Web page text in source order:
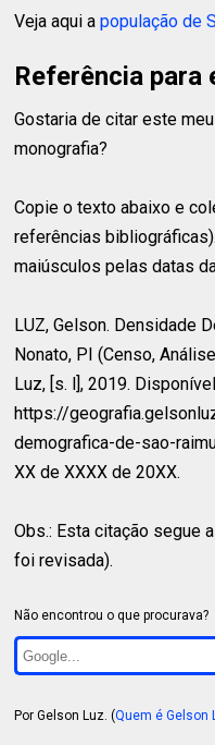
Veja aqui apopulação de
Referência para
Gostaria de citar este
monografia?
Copie o texto abaixo e
referências
maiúsculos pelas datas
LUZ, Gelson. Densidade
Nonato, PI (Censo,
Luz, [s. l], 2019.
https://
demografica-de-sao-
XX de XXXX de 20XX.
Obs.: Esta citação segue
foi revisada).
Não encontrou o que procurava?
Por Gelson Luz. (Quem é Gelson